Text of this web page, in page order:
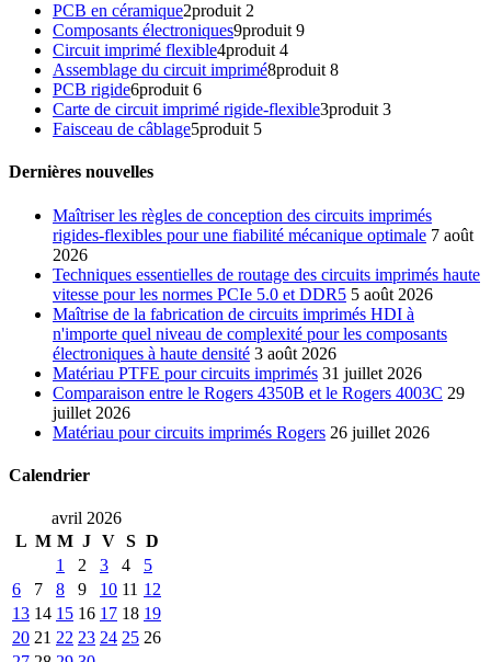
PCB en céramique2produit 2
Composants électroniques9produit 9
Circuit imprimé flexible4produit 4
Assemblage du circuit imprimé8produit 8
PCB rigide6produit 6
Carte de circuit imprimé rigide-flexible3produit 3
Faisceau de câblage5produit 5
Dernières nouvelles
Maîtriser les règles de conception des circuits imprimés
rigides-flexibles pour une fiabilité mécanique optimale 7 août
2026
Techniques essentielles de routage des circuits imprimés haute
vitesse pour les normes PCIe 5.0 et DDR5 5 août 2026
Maîtrise de la fabrication de circuits imprimés HDI à
n'importe quel niveau de complexité pour les composants
électroniques à haute densité 3 août 2026
Matériau PTFE pour circuits imprimés 31 juillet 2026
Comparaison entre le Rogers 4350B et le Rogers 4003C 29
juillet 2026
Matériau pour circuits imprimés Rogers 26 juillet 2026
Calendrier
avril 2026
L M M J V S D
1
2 3 4
5
6
7 8 9 10 11 12
13 14 15 16 17 18 19
20 21 22 23 24 25 26